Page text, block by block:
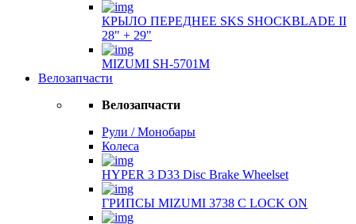
КРЫЛО ПЕРЕДНЕЕ SKS SHOCKBLADE II
28" + 29"
MIZUMI SH-5701M
Велозапчасти
Велозапчасти
Рули / Монобары
Колеса
HYPER 3 D33 Disc Brake Wheelset
ГРИПСЫ MIZUMI 3738 С LOCK ON